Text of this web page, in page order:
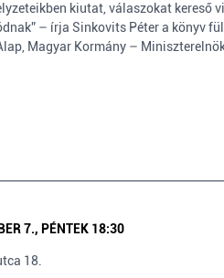
kiutat, válaszokat
– írja Sinkovits Péter a könyv
Magyar Kormány –
7., PÉNTEK 18:30
18.